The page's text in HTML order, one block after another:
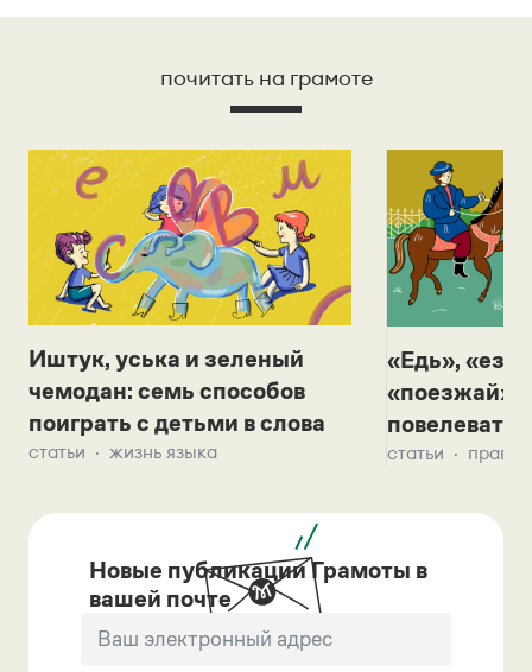
почитать на грамоте
Иштук, уська и зеленый
чемодан: семь способов
поиграть с детьми в слова
статьи жизнь языка
«Едь»,
«поезжай»?
повелевать
статьи
Новые публикации Грамоты в
вашей почте